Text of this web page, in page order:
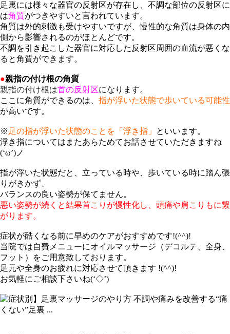
足裏には様々な器官の反射区が存在し、不調な部位の反射区に
は角質がつきやすいと言われています。
角質は外的刺激も受けやすいですが、慢性的な角質は身体の内
側から影響されるのがほとんどです。
不調を引き起こした器官に対応した反射区周囲の血流が悪くな
ると角質ができます。
●親指の付け根の角質
親指の付け根は首の反射区になります。
ここに角質ができるのは、 指が浮いた状態で歩いている可能性
が高いです。
※ 足の指が浮いた状態のことを「浮き指」
といいます。
浮き指についてはまたあらためてお話させていただきますね
(‘ω’)ノ
指が浮いた状態だと、立っている時や、歩いている時に踏ん張
りがきかず、
バランスの良い姿勢が保てません。
悪い姿勢が続くと結果首こりが慢性化し、頭痛や肩こりもに繋
がります。
症状が酷くなる前に早めのケアがおすすめです!(^^)!
当院では自費メニューにオイルマッサージ（デコルテ、全身、
フット）をご用意致しております。
足元や全身のお疲れに対応させて頂きます !(^^)!
お気軽にご相談下さいね(‘◇’)ゞ